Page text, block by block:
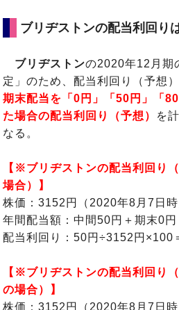
ブリヂストンの配当利回り
ブリヂストンの2020年12月期
定」のため、配当利回り（予想
期末配当を「0円」「50円」「
た場合の配当利回り（予想）
を
なる。
【※ブリヂストンの配当利回り
場合）】
株価：3152円（2020年8月7日時
年間配当額：中間50円＋期末0円
配当利回り：50円÷3152円×100
【※ブリヂストンの配当利回り
の場合）】
株価：3152円（2020年8月7日時